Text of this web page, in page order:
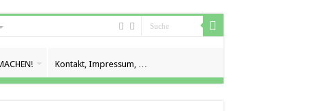
Kontakt, Impressum, …